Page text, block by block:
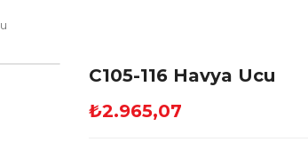
C105-116 Havya Ucu
₺2.965,07